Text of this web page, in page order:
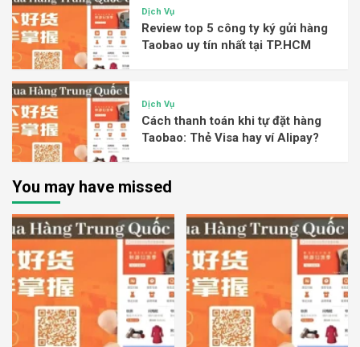
Dịch Vụ
Review top 5 công ty ký gửi hàng
Taobao uy tín nhất tại TP.HCM
Dịch Vụ
Cách thanh toán khi tự đặt hàng
Taobao: Thẻ Visa hay ví Alipay?
You may have missed